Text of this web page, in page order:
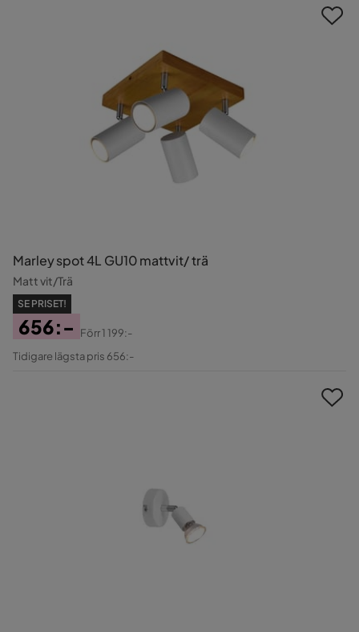
Marley spot 4L GU10 mattvit/ trä
Matt vit/Trä
SE PRISET!
Pris
656:-
Original
Förr1 199:-
Tidigare lägsta pris 656:-